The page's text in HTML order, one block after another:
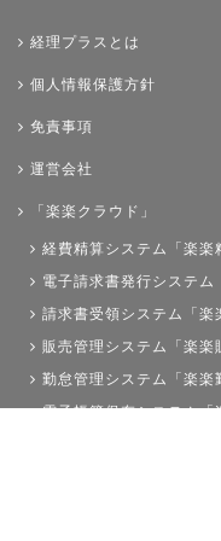
経理プラスとは
個人情報保護方針
免責事項
運営会社
「楽楽クラウド」
経費精算システム「楽楽
電子請求書発行システム
請求書受領システム「楽
販売管理システム「楽楽
勤怠管理システム「楽楽
電子帳簿保存システム「